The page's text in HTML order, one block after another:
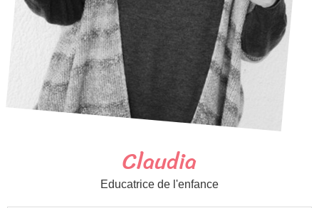
Claudia
Educatrice de l'enfance